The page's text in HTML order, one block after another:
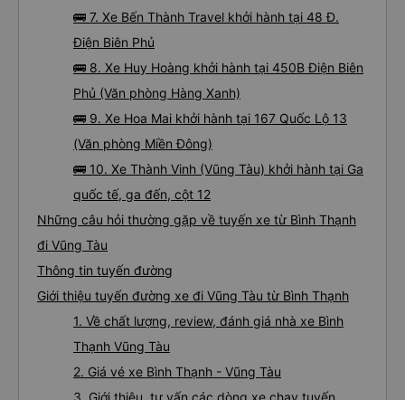
🚌 7. Xe Bến Thành Travel khởi hành tại 48 Đ.
Điện Biên Phủ
🚌 8. Xe Huy Hoàng khởi hành tại 450B Điện Biên
Phủ (Văn phòng Hàng Xanh)
🚌 9. Xe Hoa Mai khởi hành tại 167 Quốc Lộ 13
(Văn phòng Miền Đông)
🚌 10. Xe Thành Vinh (Vũng Tàu) khởi hành tại Ga
quốc tế, ga đến, cột 12
Những câu hỏi thường gặp về tuyến xe từ Bình Thạnh
đi Vũng Tàu
Thông tin tuyến đường
Giới thiệu tuyến đường xe đi Vũng Tàu từ Bình Thạnh
1. Về chất lượng, review, đánh giá nhà xe Bình
Thạnh Vũng Tàu
2. Giá vé xe Bình Thạnh - Vũng Tàu
3. Giới thiệu, tư vấn các dòng xe chạy tuyến